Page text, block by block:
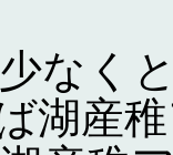
なく
湖産